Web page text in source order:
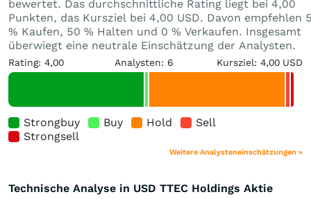
bewertet. Das durchschnittliche Rating liegt bei 4,00
Punkten, das Kursziel bei 4,00 USD. Davon empfehlen
% Kaufen, 50 % Halten und 0 % Verkaufen. Insgesamt
überwiegt eine neutrale Einschätzung der Analysten.
Rating: 4,00 Analysten: 6 Kursziel: 4,00 USD
Strongbuy Buy Hold
Sell
Strongsell
Weitere Analysteneinschätzungen »
Technische Analyse in USD TTEC Holdings Aktie